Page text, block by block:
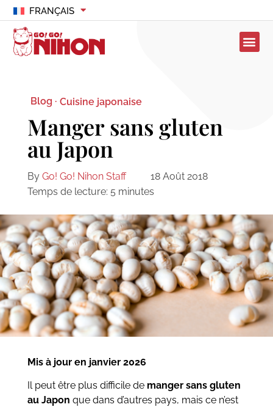
FRANÇAIS
Blog · Cuisine japonaise
Manger sans gluten
au Japon
By Go! Go! Nihon Staff
18 Août 2018
Temps de lecture: 5 minutes
Mis à jour en janvier 2026
Il peut être plus difficile de manger sans gluten
au Japon que dans d’autres pays, mais ce n’est